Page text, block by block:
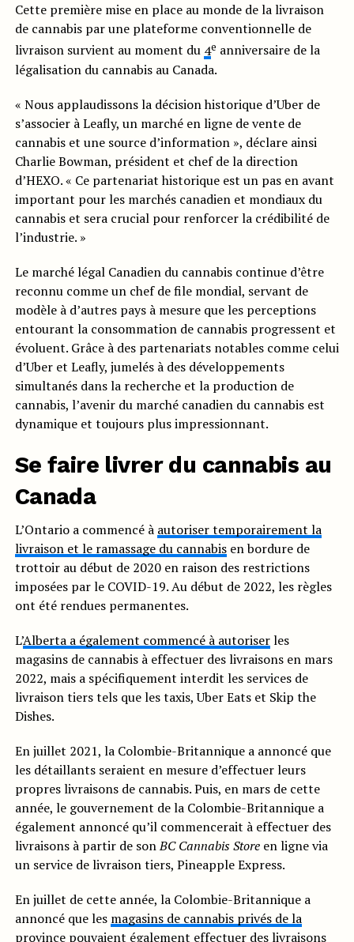
Cette première mise en place au monde de la livraison
de cannabis par une plateforme conventionnelle de
livraison survient au moment du 4e anniversaire de la
légalisation du cannabis au Canada.
« Nous applaudissons la décision historique d’Uber de
s’associer à Leafly, un marché en ligne de vente de
cannabis et une source d’information », déclare ainsi
Charlie Bowman, président et chef de la direction
d’HEXO. « Ce partenariat historique est un pas en avant
important pour les marchés canadien et mondiaux du
cannabis et sera crucial pour renforcer la crédibilité de
l’industrie. »
Le marché légal Canadien du cannabis continue d’être
reconnu comme un chef de file mondial, servant de
modèle à d’autres pays à mesure que les perceptions
entourant la consommation de cannabis progressent et
évoluent. Grâce à des partenariats notables comme celui
d’Uber et Leafly, jumelés à des développements
simultanés dans la recherche et la production de
cannabis, l’avenir du marché canadien du cannabis est
dynamique et toujours plus impressionnant.
Se faire livrer du cannabis au
Canada
L’Ontario a commencé à autoriser temporairement la
livraison et le ramassage du cannabisen bordure de
trottoir au début de 2020 en raison des restrictions
imposées par le COVID-19. Au début de 2022, les règles
ont été rendues permanentes.
L’Alberta a également commencé à autoriserles
magasins de cannabis à effectuer des livraisons en mars
2022, mais a spécifiquement interdit les services de
livraison tiers tels que les taxis, Uber Eats et Skip the
Dishes.
En juillet 2021, la Colombie-Britannique a annoncé que
les détaillants seraient en mesure d’effectuer leurs
propres livraisons de cannabis. Puis, en mars de cette
année, le gouvernement de la Colombie-Britannique a
également annoncé qu’il commencerait à effectuer des
livraisons à partir de sonBC Cannabis Storeen ligne via
un service de livraison tiers, Pineapple Express.
En juillet de cette année, la Colombie-Britannique a
annoncé que les magasins de cannabis privés de la
provincepouvaient également effectuer des livraisons